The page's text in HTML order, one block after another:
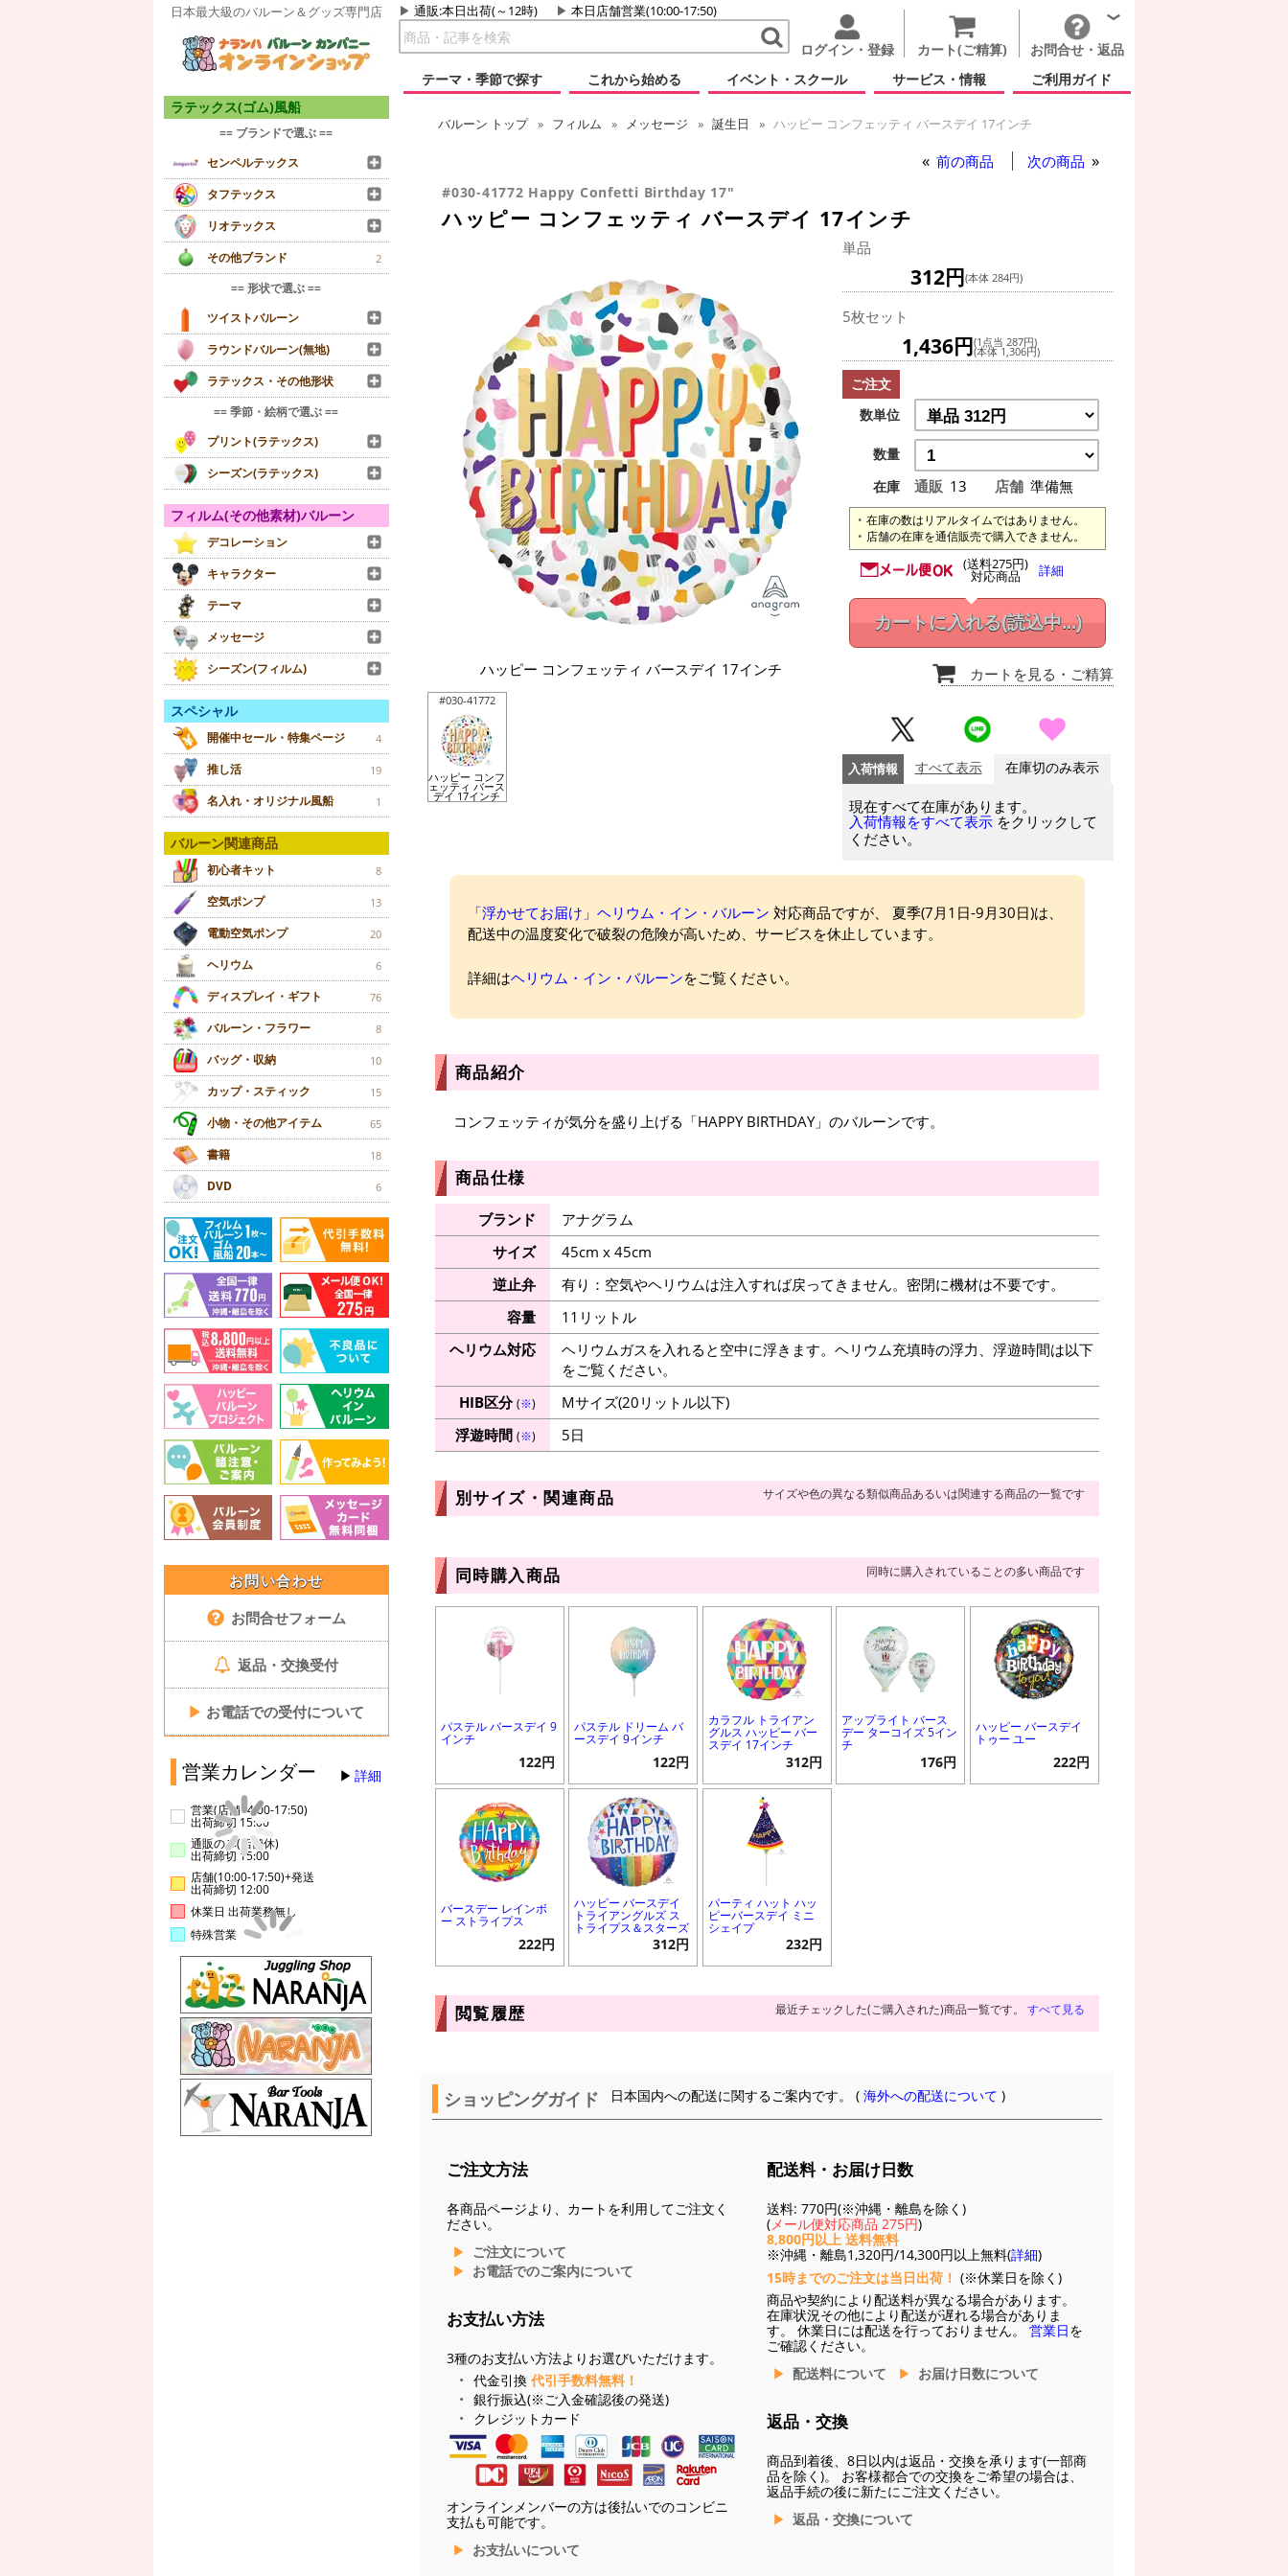
日本最大級のバルーン＆グッズ専門店 通販:本日出荷(～12時) 本日店舗営業(10:00-17:50)
ログイン・登録 カート(ご精算)
お問合せ・返品
テーマ・季節で探す
これから始める イベント・スクール サービス・情報 ご利用ガイド
ラテックス(ゴム)風船
== ブランドで選ぶ ==
センペルテックス
タフテックス
リオテックス
その他ブランド
2
== 形状で選ぶ ==
ツイストバルーン
ラウンドバルーン(無地)
ラテックス・その他形状
== 季節・絵柄で選ぶ ==
プリント(ラテックス)
シーズン(ラテックス)
フィルム(その他素材)バルーン
デコレーション
キャラクター
テーマ
メッセージ
シーズン(フィルム)
スペシャル
開催中セール・特集ページ 4
推し活 19
名入れ・オリジナル風船 1
バルーン関連商品
初心者キット 8
空気ポンプ 13
電動空気ポンプ 20
ヘリウム 6
ディスプレイ・ギフト 76
バルーン・フラワー 8
バッグ・収納 10
カップ・スティック 15
小物・その他アイテム 65
書籍 18
DVD 6
お問い合わせ
お問合せフォーム
返品・交換受付
▶ お電話での受付について
営業カレンダー 詳細
営業(店舗14:00-17:50)
出荷締切 15:00
通販のみ(店舗休)
出荷締切 15:00
店舗(10:00-17:50)+発送
出荷締切 12:00
休業日 出荷業務無し
特殊営業
バルーン トップ フィルム メッセージ 誕生日 ハッピー コンフェッティ バースデイ 17インチ
前の商品 次の商品
#030-41772 Happy Confetti Birthday 17"
ハッピー コンフェッティ バースデイ 17インチ
ハッピー コンフェッティ バースデイ 17インチ
#030-41772
ハッピー コンフ
ェッティ バース
デイ 17インチ
単品
312円(本体 284円)
5枚セット
1,436円(1点当 287円)
(本体 1,306円)
ご注文
数単位
数量
在庫
通販 13 店舗 準備無
在庫の数はリアルタイムではありません。
店舗の在庫を通信販売で購入できません。
(送料275円)
対応商品 詳細
カートに入れる(読込中...)
カートを見る ・ご精算
入荷情報 すべて表示 在庫切のみ表示
現在すべて在庫があります。
入荷情報をすべて表示 をクリックして
ください。
「浮かせてお届け」ヘリウム・イン・バルーン 対応商品ですが、 夏季(7月1日-9月30日)は、
配送中の温度変化で破裂の危険が高いため、サービスを休止しています。
詳細はヘリウム・イン・バルーンをご覧ください。
商品紹介
コンフェッティが気分を盛り上げる「HAPPY BIRTHDAY」のバルーンです。
商品仕様
ブランド
アナグラム
サイズ
45cm x 45cm
逆止弁
有り：空気やヘリウムは注入すれば戻ってきません。密閉に機材は不要です。
容量
11リットル
ヘリウム対応
ヘリウムガスを入れると空中に浮きます。ヘリウム充填時の浮力、浮遊時間は以下
をご覧ください。
HIB区分(※)
Mサイズ(20リットル以下)
浮遊時間 (※) 5日
別サイズ・関連商品 サイズや色の異なる類似商品あるいは関連する商品の一覧です
同時購入商品 同時に購入されていることの多い商品です
パステル バースデイ 9
インチ
122円
パステル ドリーム バ
ースデイ 9インチ
122円
カラフル トライアン
グルス ハッピー バー
スデイ 17インチ
312円
アップライト バース
デー ターコイズ 5イン
チ
176円
ハッピー バースデイ
トゥー ユー
222円
バースデー レインボ
ー ストライプス
222円
ハッピー バースデイ
トライアングルズ ス
トライプス＆スターズ
312円
パーティ ハット ハッ
ピーバースデイ ミニ
シェイプ
232円
閲覧履歴 最近チェックした(ご購入された)商品一覧です。 すべて見る
ショッピングガイド 日本国内への配送に関するご案内です。 (海外への配送について )
ご注文方法
各商品ページより、カートを利用してご注文く
ださい。
ご注文について
お電話でのご案内について
お支払い方法
3種のお支払い方法よりお選びいただけます。
代金引換 代引手数料無料！
銀行振込(※ご入金確認後の発送)
クレジットカード
オンラインメンバーの方は後払いでのコンビニ
支払も可能です。
お支払いについて
配送料・お届け日数
送料: 770円(※沖縄・離島を除く)
(メール便対応商品 275円)
8,800円以上 送料無料
※沖縄・離島1,320円/14,300円以上無料(詳細)
15時までのご注文は当日出荷！ (※休業日を除く)
商品や契約により配送料が異なる場合があります。
在庫状況その他により配送が遅れる場合がありま
す。 休業日には配送を行っておりません。 営業日を
ご確認ください。
配送料について
お届け日数について
返品・交換
商品到着後、8日以内は返品・交換を承ります(一部商
品を除く)。 お客様都合での交換をご希望の場合は、
返品手続の後に新たにご注文ください。
返品・交換について